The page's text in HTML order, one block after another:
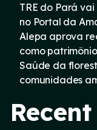
TRE do Pará
no Portal da
Alepa aprova
como
Saúde da
comunidades